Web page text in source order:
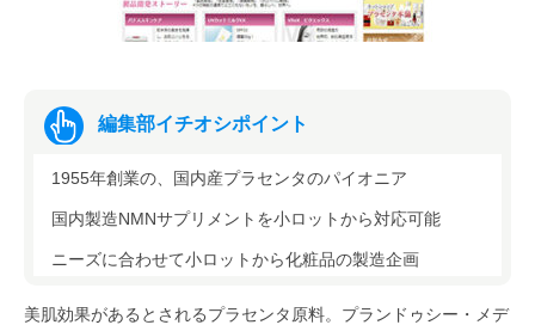
編集部イチオシポイント
1955年創業の、国内産プラセンタのパイオニア
国内製造NMNサプリメントを小ロットから対応可能
ニーズに合わせて小ロットから化粧品の製造企画
美肌効果があるとされるプラセンタ原料。プランドゥシー・メデ